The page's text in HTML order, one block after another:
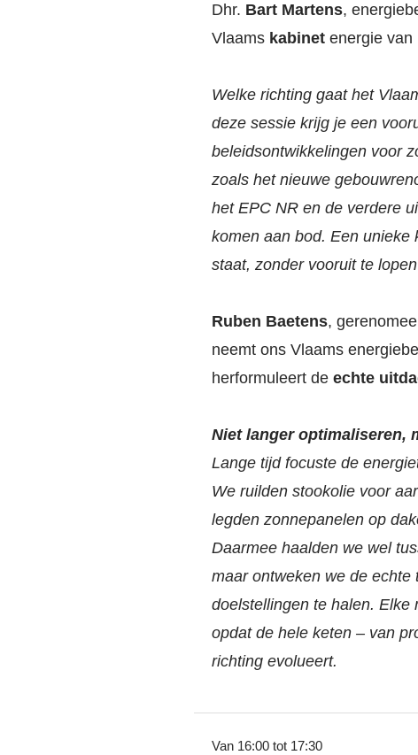
Dhr. Bart Martens,
Vlaams kabinetenergie van
Welke richting gaat het
deze sessie krijg je een
beleidsontwikkelingen voor
zoals het nieuwe
het EPC NR en de verdere
komen aan bod. Een unieke
staat, zonder vooruit te
Ruben Baetens,
neemt ons Vlaams
herformuleert de echte
Niet langer optimaliseren,
Lange tijd focuste de
We ruilden stookolie voor
legden zonnepanelen op
Daarmee haalden we wel
maar ontweken we de
doelstellingen te halen. Elke
opdat de hele keten – van
richting evolueert.
Van 16:00 tot 17:30